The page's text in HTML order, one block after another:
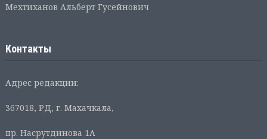
Мехтиханов Альберт Гусейнович
Контакты
Адрес редакции:
367018, РД, г. Махачкала,
пр. Насрутдинова 1А